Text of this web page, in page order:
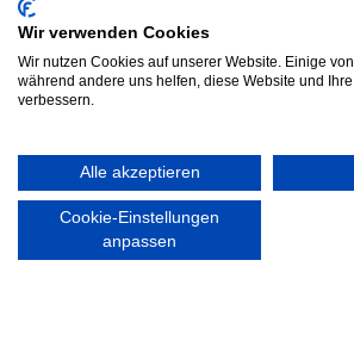
RECHTLICHES
Datenschutzerklärung
Wir verwenden Cookies
Wir nutzen Cookies auf unserer Website. Einige
während andere uns helfen, diese Website und
verbessern.
Alle akzeptieren
Cookie-Einstellungen
anpassen